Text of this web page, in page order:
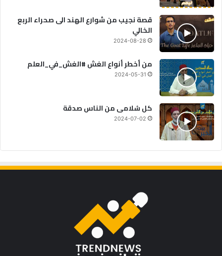
قصة نجيب من شوارع الهند الى صحراء الربع
الخالي
2024-08-28
من أخطر أنواع الغش #الغش_في_العلم
2024-05-31
كل سُلامى من الناس صدقة
2024-07-02